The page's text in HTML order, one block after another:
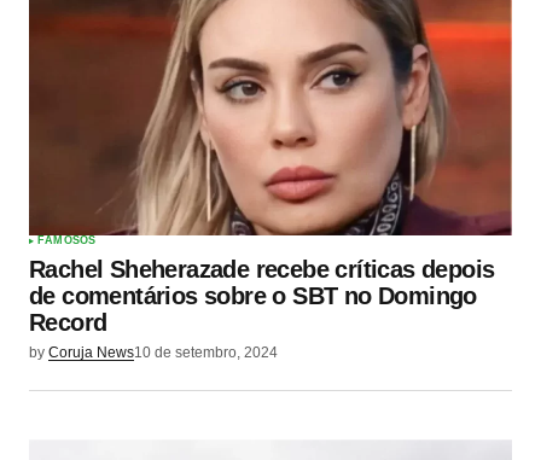
FAMOSOS
Rachel Sheherazade recebe críticas depois
de comentários sobre o SBT no Domingo
Record
by Coruja News10 de setembro, 2024